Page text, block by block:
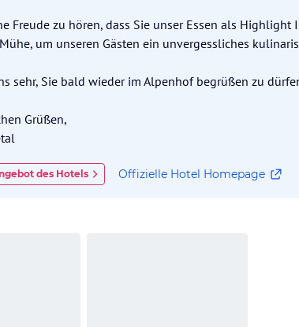
Freude zu hören, dass Sie unser Essen als Highlight
um unseren Gästen ein unvergessliches
sehr, Sie bald wieder im Alpenhof begrüßen zu
Grüßen,
des Hotels Offizielle Hotel Homepage